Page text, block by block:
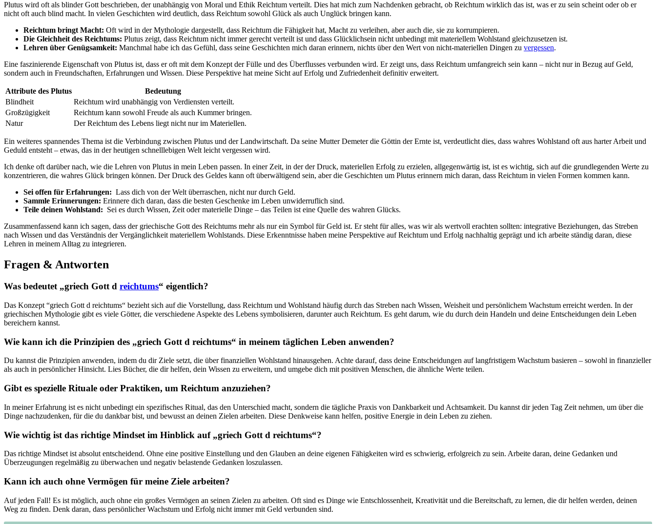
Plutus wird oft als blinder Gott beschrieben, ‍der unabhängig von Moral und Ethik Reichtum verteilt.‌ Dies⁣ hat mich zum ‌Nachdenken gebracht, ob Reichtum wirklich‌ das ist, was er zu sein scheint oder ob‌ er
nicht oft auch blind ​macht. In vielen Geschichten wird‌ deutlich, dass Reichtum ⁢sowohl Glück als auch⁢ Unglück bringen kann.
Reichtum ‍bringt Macht: Oft wird in der Mythologie dargestellt, dass ‍Reichtum​ die ‍Fähigkeit ⁢hat, Macht ‌zu verleihen, aber auch die, sie zu korrumpieren.
Die Gleichheit⁢ des Reichtums: Plutus zeigt, dass ⁤Reichtum nicht immer gerecht ⁣verteilt‍ ist und dass Glücklichsein ‍nicht unbedingt mit materiellem Wohlstand​ gleichzusetzen ist.
Lehren über Genügsamkeit: Manchmal habe‌ ich das Gefühl, ​dass seine Geschichten mich ⁤daran‌ erinnern, nichts über‌ den Wert​ von ‍nicht-materiellen Dingen zu vergessen.
Eine faszinierende ​Eigenschaft von‌ Plutus ist, ‌dass er ​oft mit dem Konzept der Fülle und ‍des Überflusses verbunden wird. Er zeigt uns, dass Reichtum umfangreich⁢ sein kann – nicht⁣ nur in Bezug auf Geld,
sondern auch in Freundschaften, Erfahrungen und ⁤Wissen. Diese Perspektive hat ⁣meine Sicht auf Erfolg und ​Zufriedenheit ‌definitiv erweitert.
Attribute des Plutus
Bedeutung
Blindheit
Reichtum wird unabhängig von Verdiensten verteilt.
Großzügigkeit
Reichtum kann sowohl Freude als auch Kummer bringen.
Natur
Der ⁣Reichtum des Lebens liegt ⁢nicht nur⁢ im Materiellen.
Ein weiteres‍ spannendes‌ Thema ‍ist die Verbindung zwischen⁢ Plutus und der‌ Landwirtschaft. Da seine Mutter​ Demeter die Göttin der Ernte ist, verdeutlicht dies, dass wahres Wohlstand oft aus​ harter Arbeit und
Geduld entsteht – etwas, das in‍ der heutigen schnelllebigen ‌Welt leicht vergessen wird.
Ich‍ denke oft darüber nach, wie die ⁢Lehren von Plutus in mein Leben passen.‍ In⁢ einer Zeit, in der der Druck, materiellen Erfolg zu erzielen, allgegenwärtig ist, ist es ​wichtig, sich auf die grundlegenden Werte zu
konzentrieren,⁢ die wahres‌ Glück bringen können. Der Druck des Geldes ‌kann oft überwältigend sein, ⁢aber die Geschichten um Plutus erinnern ⁣mich daran,⁣ dass Reichtum in vielen ​Formen kommen ⁤kann.
Sei offen für‍ Erfahrungen: ⁢ Lass dich von der⁣ Welt⁢ überraschen, ‌nicht nur durch Geld.
Sammle Erinnerungen: Erinnere dich ‌daran, dass die​ besten⁣ Geschenke‍ im ​Leben unwiderruflich sind.
Teile deinen ‍Wohlstand: ⁣ Sei es durch Wissen, Zeit oder materielle‍ Dinge – das Teilen‍ ist eine Quelle des ⁣wahren Glücks.
Zusammenfassend ⁢kann ⁢ich ‍sagen, dass der ⁢griechische Gott des Reichtums mehr als nur ein Symbol​ für ‍Geld ist. Er steht für alles, was wir als wertvoll ‌erachten sollten: ‍integrative ⁢Beziehungen,‌ das Streben
nach Wissen⁣ und das Verständnis der Vergänglichkeit materiellem Wohlstands. Diese​ Erkenntnisse​ haben meine Perspektive‍ auf Reichtum und Erfolg ​nachhaltig geprägt ⁣und ich arbeite ständig daran, ‍diese
Lehren in meinem Alltag zu integrieren.
Fragen & Antworten
Was bedeutet‌ „griech Gott d reichtums“ eigentlich?
Das Konzept ⁢“griech Gott⁣ d reichtums“ bezieht sich auf die Vorstellung, dass Reichtum und‌ Wohlstand häufig durch ‍das ⁢Streben ‍nach Wissen, Weisheit und persönlichem Wachstum erreicht werden. In der
griechischen Mythologie ⁤gibt ​es viele Götter, ‍die verschiedene Aspekte⁢ des Lebens symbolisieren, darunter auch Reichtum. Es geht⁣ darum, ‌wie du durch ⁤dein Handeln und deine Entscheidungen dein Leben
bereichern kannst.
Wie kann ich die‌ Prinzipien‍ des „griech Gott d reichtums“ in meinem täglichen Leben anwenden?
Du kannst die Prinzipien⁤ anwenden, indem du dir Ziele‍ setzt, die über finanziellen Wohlstand‌ hinausgehen. Achte darauf, dass ‌deine Entscheidungen auf langfristigem Wachstum‌ basieren – sowohl in finanzieller
als auch in persönlicher Hinsicht. Lies Bücher, die dir helfen, dein Wissen zu erweitern,​ und⁢ umgebe ⁢dich mit positiven ⁢Menschen,⁤ die ähnliche Werte ‌teilen.
Gibt es spezielle Rituale oder Praktiken, um Reichtum anzuziehen?
In meiner Erfahrung ist⁣ es ‌nicht ‌unbedingt ein spezifisches ⁢Ritual, das den Unterschied macht, sondern die tägliche Praxis ‌von Dankbarkeit und Achtsamkeit. Du kannst dir jeden Tag Zeit nehmen,​ um über die
Dinge ‌nachzudenken, für die du dankbar bist, und ​bewusst an deinen Zielen ‍arbeiten. Diese Denkweise kann ‌helfen, positive Energie in⁣ dein Leben ‌zu ziehen.
Wie wichtig‌ ist ‌das ‌richtige Mindset im Hinblick auf „griech Gott⁢ d ⁢reichtums“? ​
Das richtige Mindset ist absolut entscheidend. Ohne eine positive ‌Einstellung und⁢ den Glauben an ​deine eigenen Fähigkeiten wird es schwierig,​ erfolgreich ‍zu sein. Arbeite daran, deine Gedanken und
Überzeugungen regelmäßig zu ‌überwachen und negativ belastende Gedanken loszulassen.
Kann ich auch ohne Vermögen für meine ‌Ziele arbeiten?
Auf jeden Fall! Es ist ⁣möglich, auch ohne ein ⁣großes​ Vermögen ⁣an seinen ‍Zielen zu arbeiten. ⁣Oft sind es Dinge wie Entschlossenheit, Kreativität und die Bereitschaft, zu lernen, die⁢ dir helfen werden, ⁣deinen
Weg⁢ zu ⁤finden. Denk daran, ​dass⁣ persönlicher Wachstum und Erfolg nicht ‍immer mit Geld verbunden sind.